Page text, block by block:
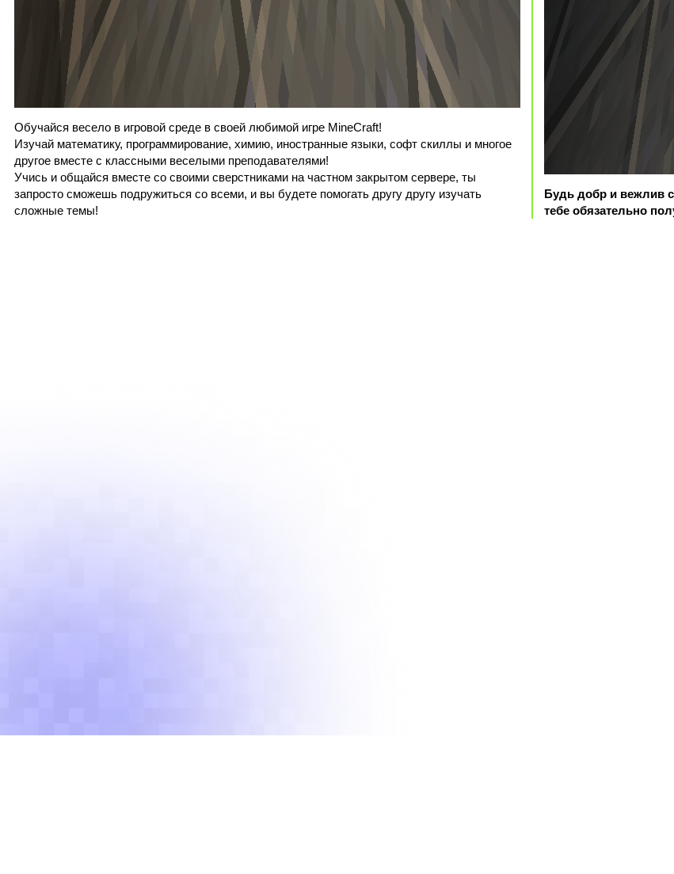
Обучайся весело в игровой среде в своей любимой игре MineCraft!
Изучай математику, программирование, химию, иностранные языки, софт скиллы и многое
другое вместе с классными веселыми преподавателями!
Учись и общайся вместе со своими сверстниками на частном закрытом сервере, ты
запросто сможешь подружиться со всеми, и вы будете помогать другу другу изучать
сложные темы!
Будь добр и вежлив
тебе обязательно